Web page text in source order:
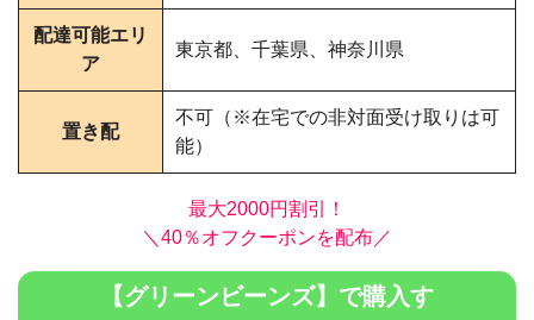
配達可能エリ
ア
東京都、千葉県、神奈川県
置き配
不可（※在宅での非対面受け取りは可
能）
最大2000円割引！
＼40％オフクーポンを配布／
【グリーンビーンズ】で購入す